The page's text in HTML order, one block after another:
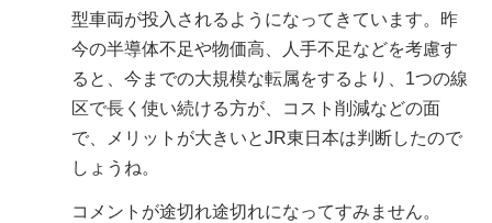
型車両が投入されるようになってきています。昨
今の半導体不足や物価高、人手不足などを考慮す
ると、今までの大規模な転属をするより、1つの線
区で長く使い続ける方が、コスト削減などの面
で、メリットが大きいとJR東日本は判断したので
しょうね。
コメントが途切れ途切れになってすみません。